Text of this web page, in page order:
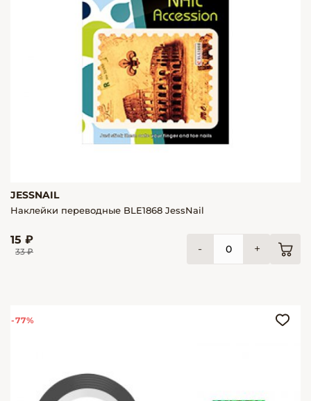
JESSNAIL
Наклейки переводные BLE1868 JessNail
15 ₽
33 ₽ - +
-77%